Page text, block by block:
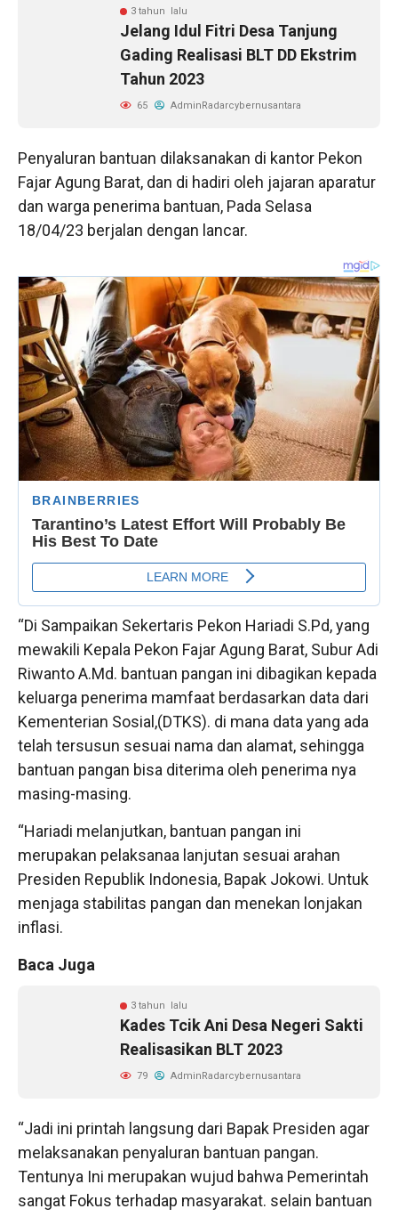
3 tahun lalu
Jelang Idul Fitri Desa Tanjung
Gading Realisasi BLT DD Ekstrim
Tahun 2023
65 AdminRadarcybernusantara
Penyaluran bantuan dilaksanakan di kantor Pekon
Fajar Agung Barat, dan di hadiri oleh jajaran aparatur
dan warga penerima bantuan, Pada Selasa
18/04/23 berjalan dengan lancar.
“Di Sampaikan Sekertaris Pekon Hariadi S.Pd, yang
mewakili Kepala Pekon Fajar Agung Barat, Subur Adi
Riwanto A.Md. bantuan pangan ini dibagikan kepada
keluarga penerima mamfaat berdasarkan data dari
Kementerian Sosial,(DTKS). di mana data yang ada
telah tersusun sesuai nama dan alamat, sehingga
bantuan pangan bisa diterima oleh penerima nya
masing-masing.
“Hariadi melanjutkan, bantuan pangan ini
merupakan pelaksanaa lanjutan sesuai arahan
Presiden Republik Indonesia, Bapak Jokowi. Untuk
menjaga stabilitas pangan dan menekan lonjakan
inflasi.
Baca Juga
3 tahun lalu
Kades Tcik Ani Desa Negeri Sakti
Realisasikan BLT 2023
79 AdminRadarcybernusantara
“Jadi ini printah langsung dari Bapak Presiden agar
melaksanakan penyaluran bantuan pangan.
Tentunya Ini merupakan wujud bahwa Pemerintah
sangat Fokus terhadap masyarakat. selain bantuan